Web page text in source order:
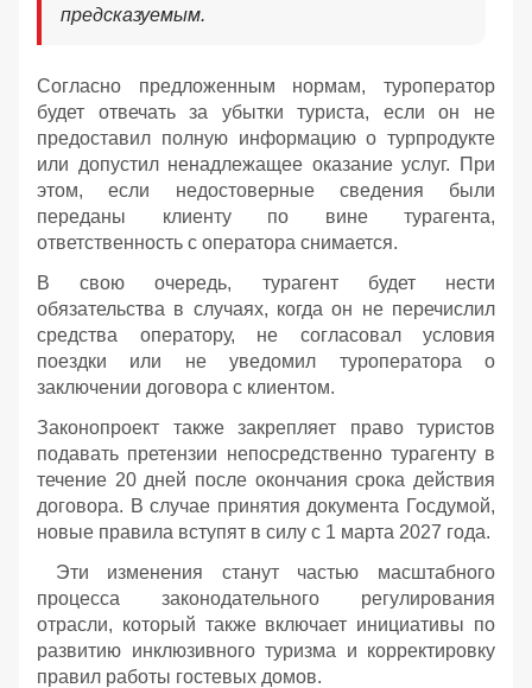
предсказуемым.
Согласно предложенным нормам, туроператор
будет отвечать за убытки туриста, если он не
предоставил полную информацию о турпродукте
или допустил ненадлежащее оказание услуг. При
этом, если недостоверные сведения были
переданы клиенту по вине турагента,
ответственность с оператора снимается.
В свою очередь, турагент будет нести
обязательства в случаях, когда он не перечислил
средства оператору, не согласовал условия
поездки или не уведомил туроператора о
заключении договора с клиентом.
Законопроект также закрепляет право туристов
подавать претензии непосредственно турагенту в
течение 20 дней после окончания срока действия
договора. В случае принятия документа Госдумой,
новые правила вступят в силу с 1 марта 2027 года.
Эти изменения станут частью масштабного
процесса законодательного регулирования
отрасли, который также включает инициативы по
развитию инклюзивного туризма и корректировку
правил работы гостевых домов.